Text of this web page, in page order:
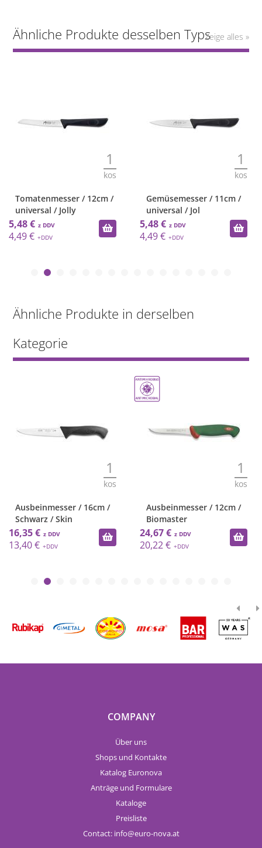
Ähnliche Produkte desselben TypsZeige alles »
1
kos
Tomatenmesser / 12cm /
universal / Jolly
5,48 €
4,49 €
1
kos
Gemüsemesser / 11cm /
universal / Jol
5,48 €
4,49 €
Ähnliche Produkte in derselben
Kategorie
1
kos
Ausbeinmesser / 16cm /
Schwarz / Skin
16,35 €
13,40 €
1
kos
Ausbeinmesser / 12cm /
Biomaster
24,67 €
20,22 €
COMPANY
Über uns
Shops und Kontakte
Katalog Euronova
Anträge und Formulare
Kataloge
Preisliste
Contact: info euro-nova.at